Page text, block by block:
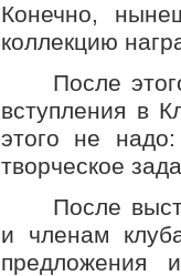
Конечно,
коллекцию
После
вступления в
этого не
творческое
После
и членам